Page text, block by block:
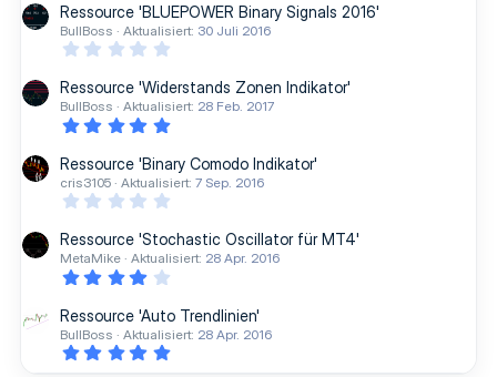
Ressource 'BLUEPOWER Binary Signals 2016'
BullBoss Aktualisiert: 30 Juli 2016
0
S
t
n
(
Ressource 'Widerstands Zonen Indikator'
BullBoss Aktualisiert: 28 Feb. 2017
5
0
S
n
(
Ressource 'Binary Comodo Indikator'
cris3105 Aktualisiert: 7 Sep. 2016
0
0
S
n
(
e
Ressource 'Stochastic Oscillator für MT4'
MetaMike Aktualisiert: 28 Apr. 2016
0
S
t
Ressource 'Auto Trendlinien'
BullBoss Aktualisiert: 28 Apr. 2016
5